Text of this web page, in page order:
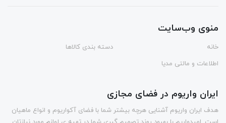
منوی وب‌سایت
خانه
دسته بندی کالاها
اطلاعات و مالتی مدیا
ایران واریوم در فضای مجازی
هدف ایران واریوم آشنایی هرچه بیشتر شما با فضای آکواریوم و انواع ماهیان